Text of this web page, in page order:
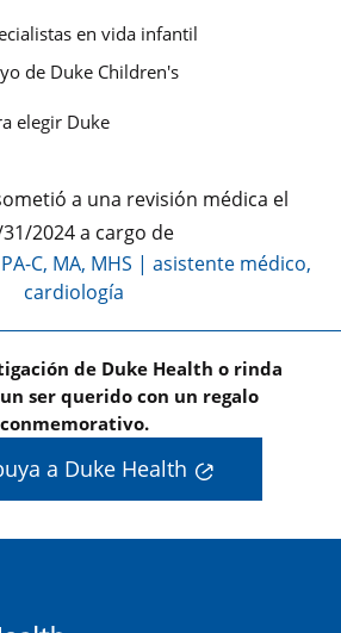
en vida infantil
de Duke Children's
elegir Duke
a una revisión médica el
2024 a cargo de
C, MA, MHS | asistente médico,
cardiología
de Duke Health o rinda
ser querido con un regalo
conmemorativo.
a Duke Health